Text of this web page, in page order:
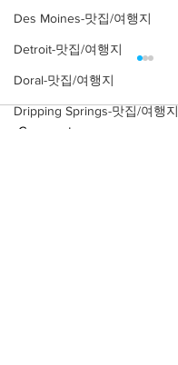
Des Moines-맛집/여행지
Detroit-맛집/여행지
Doral-맛집/여행지
Dripping Springs-맛집/여행지
Comments